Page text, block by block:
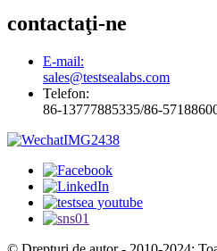
contactaţi-ne
E-mail:
sales@testsealabs.com
Telefon:
86-13777885335/86-